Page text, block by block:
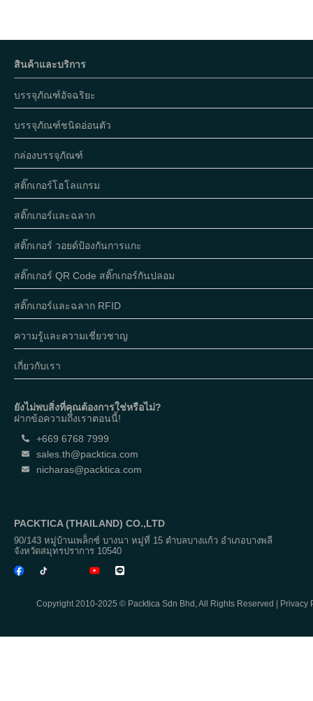
สินค้าและบริการ
บรรจุภัณฑ์อัจฉริยะ
บรรจุภัณฑ์ชนิดอ่อนตัว
กล่องบรรจุภัณฑ์
สติ๊กเกอร์โฮโลแกรม
สติ๊กเกอร์และฉลาก
สติ๊กเกอร์ วอยด์ป้องกันการแกะ
สติ๊กเกอร์ QR Code สติ๊กเกอร์กันปลอม
สติ๊กเกอร์และฉลาก RFID
ความรู้และความเชี่ยวชาญ
เกี่ยวกับเรา
ยังไม่พบสิ่งที่คุณต้องการใช่หรือไม่?
ฝากข้อความถึงเราตอนนี้!
+669 6768 7999
sales.th@packtica.com
nicharas@packtica.com
PACKTICA (THAILAND) CO.,LTD
90/143 หมู่บ้านเพล็กซ์ บางนา หมู่ที่ 15 ตำบลบางแก้ว อำเภอบางพลี
จังหวัดสมุทรปราการ 10540
Copyright 2010-2025 © Packtica Sdn Bhd, All Rights Reserved | Privacy